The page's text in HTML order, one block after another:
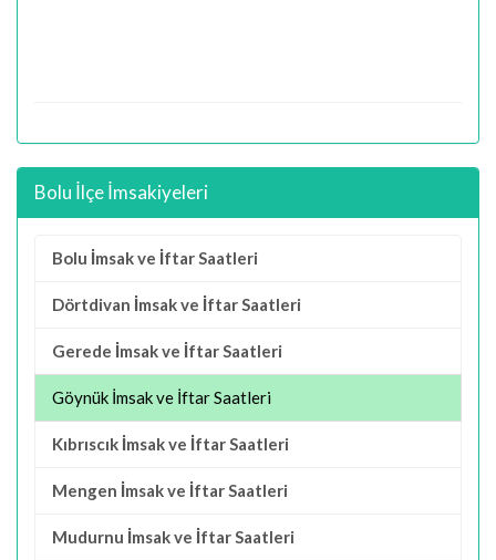
Bolu İlçe İmsakiyeleri
Bolu İmsak ve İftar Saatleri
Dörtdivan İmsak ve İftar Saatleri
Gerede İmsak ve İftar Saatleri
Göynük İmsak ve İftar Saatleri
Kıbrıscık İmsak ve İftar Saatleri
Mengen İmsak ve İftar Saatleri
Mudurnu İmsak ve İftar Saatleri